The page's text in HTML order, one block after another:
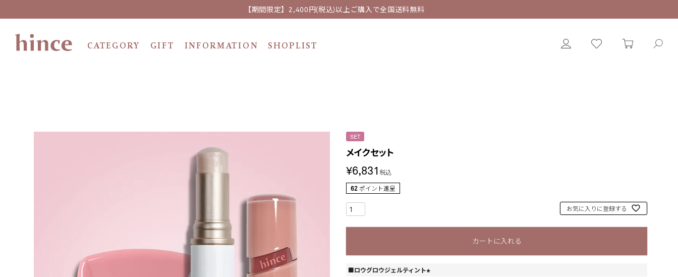
【期間限定】2,400円(税込)以上ご購入で全国送料無料
CATEGORY GIFT INFORMATION SHOPLIST
SET
メイクセット
¥6,831 税込
62 ポイント進呈
お気に入りに登録する
カートに入れる
■ロウグロウジェルティント